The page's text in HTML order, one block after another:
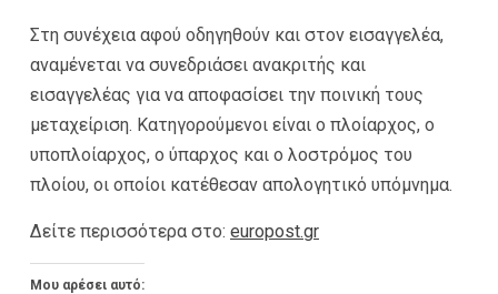
Στη συνέχεια αφού οδηγηθούν και στον εισαγγελέα,
αναμένεται να συνεδριάσει ανακριτής και
εισαγγελέας για να αποφασίσει την ποινική τους
μεταχείριση. Κατηγορούμενοι είναι ο πλοίαρχος, ο
υποπλοίαρχος, ο ύπαρχος και ο λοστρόμος του
πλοίου, οι οποίοι κατέθεσαν απολογητικό υπόμνημα.
Δείτε περισσότερα στο: europost.gr
Μου αρέσει αυτό: